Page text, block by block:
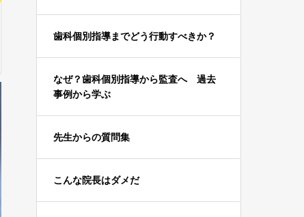
歯科個別指導までどう行動すべきか？
なぜ？歯科個別指導から監査へ 過去
事例から学ぶ
先生からの質問集
こんな院長はダメだ